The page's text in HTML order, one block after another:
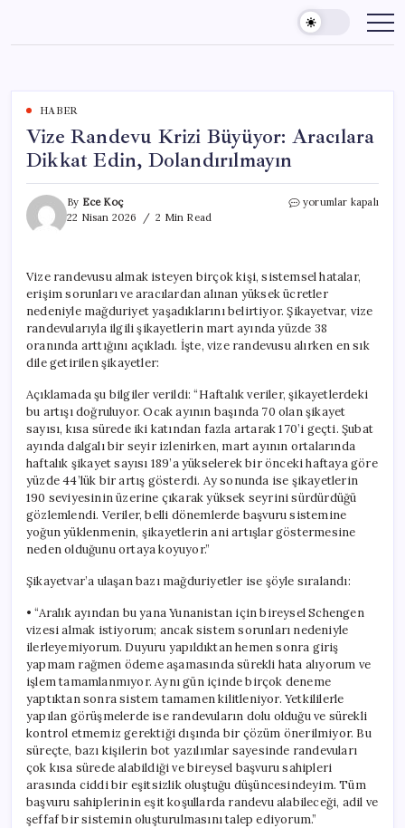
content
HABER
Vize Randevu Krizi Büyüyor: Aracılara
Dikkat Edin, Dolandırılmayın
By Ece Koç
22 Nisan 2026
2 Min Read
Vize
Dikkat
Edin,
Dolandırılmayın
için
yorumlar kapalı
Vize randevusu almak isteyen birçok kişi, sistemsel hatalar,
erişim sorunları ve aracılardan alınan yüksek ücretler
nedeniyle mağduriyet yaşadıklarını belirtiyor. Şikayetvar, vize
randevularıyla ilgili şikayetlerin mart ayında yüzde 38
oranında arttığını açıkladı. İşte, vize randevusu alırken en sık
dile getirilen şikayetler:
Açıklamada şu bilgiler verildi: “Haftalık veriler, şikayetlerdeki
bu artışı doğruluyor. Ocak ayının başında 70 olan şikayet
sayısı, kısa sürede iki katından fazla artarak 170’i geçti. Şubat
ayında dalgalı bir seyir izlenirken, mart ayının ortalarında
haftalık şikayet sayısı 189’a yükselerek bir önceki haftaya göre
yüzde 44’lük bir artış gösterdi. Ay sonunda ise şikayetlerin
190 seviyesinin üzerine çıkarak yüksek seyrini sürdürdüğü
gözlemlendi. Veriler, belli dönemlerde başvuru sistemine
yoğun yüklenmenin, şikayetlerin ani artışlar göstermesine
neden olduğunu ortaya koyuyor.”
Şikayetvar’a ulaşan bazı mağduriyetler ise şöyle sıralandı:
• “Aralık ayından bu yana Yunanistan için bireysel Schengen
vizesi almak istiyorum; ancak sistem sorunları nedeniyle
ilerleyemiyorum. Duyuru yapıldıktan hemen sonra giriş
yapmam rağmen ödeme aşamasında sürekli hata alıyorum ve
işlem tamamlanmıyor. Aynı gün içinde birçok deneme
yaptıktan sonra sistem tamamen kilitleniyor. Yetkililerle
yapılan görüşmelerde ise randevuların dolu olduğu ve sürekli
kontrol etmemiz gerektiği dışında bir çözüm önerilmiyor. Bu
süreçte, bazı kişilerin bot yazılımlar sayesinde randevuları
çok kısa sürede alabildiği ve bireysel başvuru sahipleri
arasında ciddi bir eşitsizlik oluştuğu düşüncesindeyim. Tüm
başvuru sahiplerinin eşit koşullarda randevu alabileceği, adil ve
şeffaf bir sistemin oluşturulmasını talep ediyorum.”